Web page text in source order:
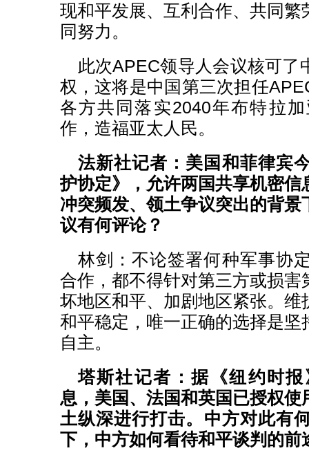
现和平发展、互利合作、共同繁
同努力。
此次APEC领导人会议核可了
权，这将是中国第三次担任
各方共同落实2040年布特拉
作，造福亚太人民。
法新社记者：美国和菲律宾
护协定》，允许两国共享机密信
冲突频发、领土争议突出的背景
议有何评论？
林剑：不论签署何种军事协
合作，都不得针对第三方或损害
坏地区和平、加剧地区紧张。维
和平稳定，唯一正确的选择是坚
自主。
塔斯社记者：据《纽约时
息，美国、法国和英国已授权使
土纵深进行打击。中方对此有
下，中方如何看待和平谈判的前